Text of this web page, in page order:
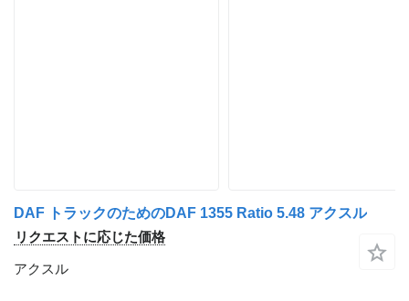
DAF トラックのためのDAF 1355 Ratio 5.48 アクスル
リクエストに応じた価格
アクスル